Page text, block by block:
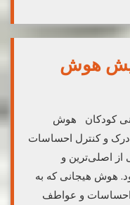
هوش
کودکان هوش
درک و کنترل احساسات
اصلی‌ترین و
هوش هیجانی که به
احساسات و عواطف